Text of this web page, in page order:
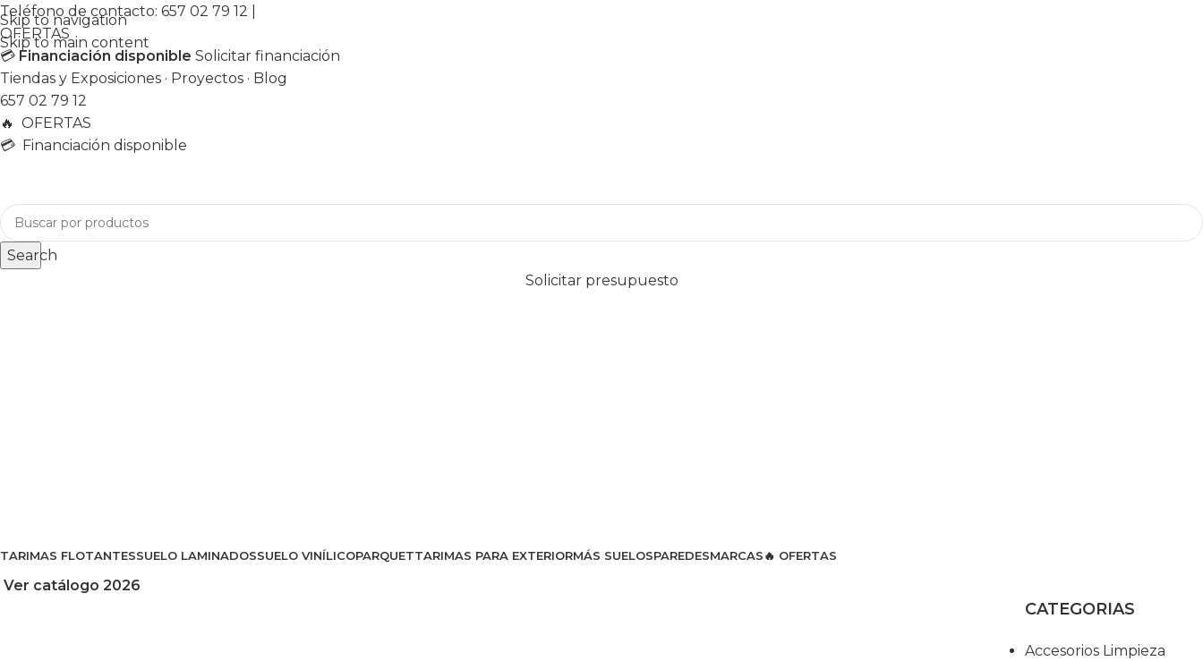
Skip to navigation
Skip to main content
Teléfono de contacto: 657 02 79 12
OFERTAS
💳 Financiación disponible Solicitar financiación
Tiendas y Exposiciones · Proyectos · Blog
657 02 79 12
🔥 OFERTAS
💳 Financiación disponible
Search
Solicitar presupuesto
TARIMAS FLOTANTESSUELO LAMINADOSSUELO VINÍLICOPARQUETTARIMAS PARA EXTERIORMÁS SUELOSPAREDESMARCAS🔥 OFERTAS
Ver catálogo 2026
CATEGORIAS
Accesorios Limpieza